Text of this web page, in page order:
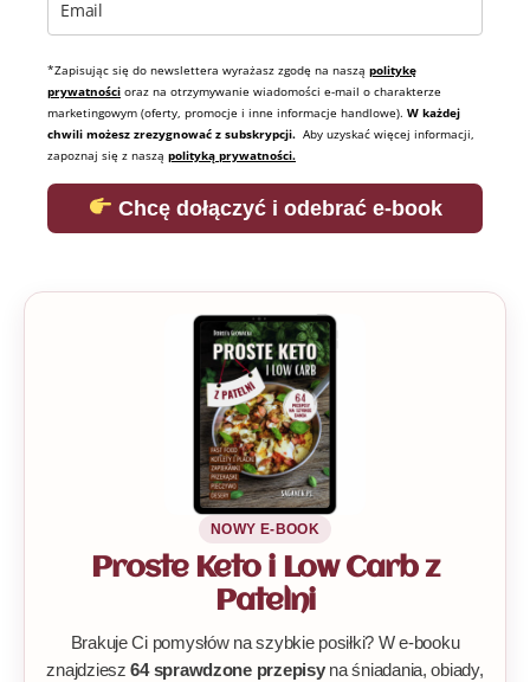
*Zapisując się do newslettera wyrażasz zgodę na naszą politykę
prywatności oraz na otrzymywanie wiadomości e-mail o charakterze
marketingowym (oferty, promocje i inne informacje handlowe). W każdej
chwili możesz zrezygnować z subskrypcji. Aby uzyskać więcej informacji,
zapoznaj się z naszą polityką prywatności.
Chcę dołączyć i odebrać e-book
NOWY E-BOOK
Proste Keto i Low Carb z
Patelni
Brakuje Ci pomysłów na szybkie posiłki? W e-booku
znajdziesz64 sprawdzone przepisyna śniadania, obiady,